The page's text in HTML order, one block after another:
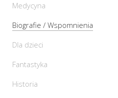
Medycyna
Biografie / Wspomnienia
Dla dzieci
Fantastyka
Historia